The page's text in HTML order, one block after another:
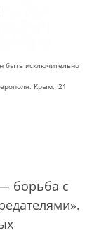
быть исключительно
Крым, 21
борьба с